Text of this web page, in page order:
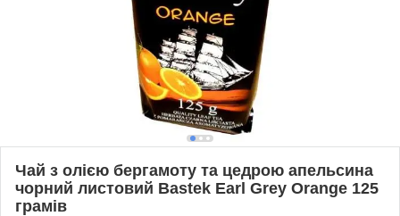
Чай з олією бергамоту та цедрою апельсина
чорний листовий Bastek Earl Grey Orange 125
грамів